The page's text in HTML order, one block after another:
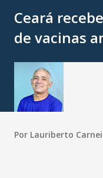
Ceará
de vacinas
Por Lauriberto